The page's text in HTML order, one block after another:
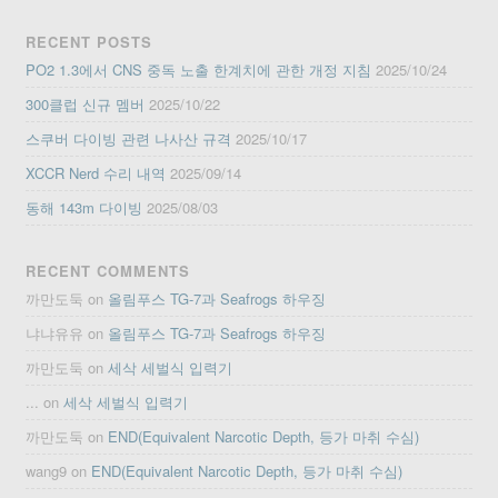
RECENT POSTS
PO2 1.3에서 CNS 중독 노출 한계치에 관한 개정 지침 2025/10/24
300클럽 신규 멤버 2025/10/22
스쿠버 다이빙 관련 나사산 규격 2025/10/17
XCCR Nerd 수리 내역 2025/09/14
동해 143m 다이빙 2025/08/03
RECENT COMMENTS
까만도둑 on 올림푸스 TG-7과 Seafrogs 하우징
냐냐유유 on 올림푸스 TG-7과 Seafrogs 하우징
까만도둑 on세삭 세벌식 입력기
... on세삭 세벌식 입력기
까만도둑 on END(Equivalent Narcotic Depth, 등가 마취 수심)
wang9 on END(Equivalent Narcotic Depth, 등가 마취 수심)